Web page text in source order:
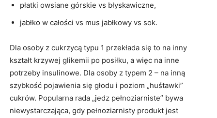
płatki owsiane górskie vs błyskawiczne,
jabłko w całości vs mus jabłkowy vs sok.
Dla osoby z cukrzycą typu 1 przekłada się to na inny
kształt krzywej glikemii po posiłku, a więc na inne
potrzeby insulinowe. Dla osoby z typem 2 – na inną
szybkość pojawienia się głodu i poziom „huśtawki”
cukrów. Popularna rada „jedz pełnoziarniste” bywa
niewystarczająca, gdy pełnoziarnisty produkt jest